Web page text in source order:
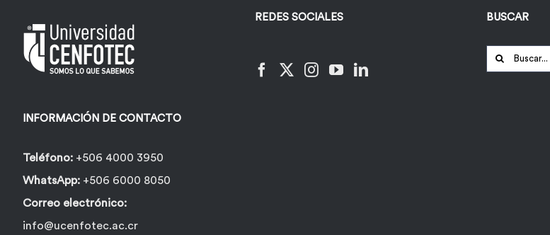
INFORMACIÓN DE CONTACTO
Teléfono: +506 4000 3950
WhatsApp: +506 6000 8050
Correo electrónico:
info@ucenfotec.ac.cr
REDES SOCIALES BUSCAR
Buscar: